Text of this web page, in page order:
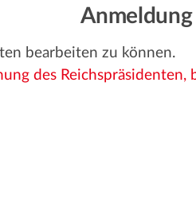
bearbeiten zu können.
des